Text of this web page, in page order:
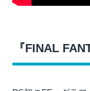
『FINAL